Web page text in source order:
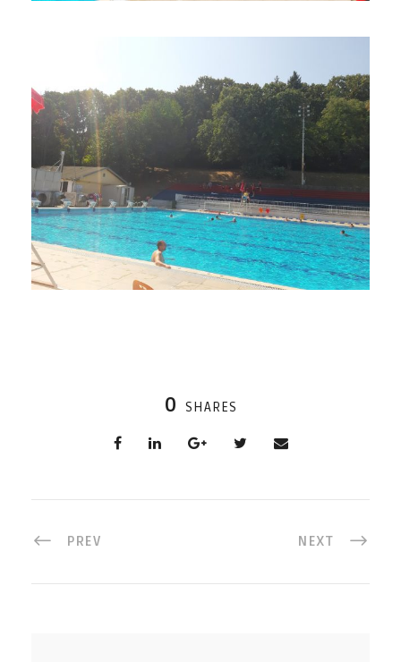
0 SHARES
PREV NEXT